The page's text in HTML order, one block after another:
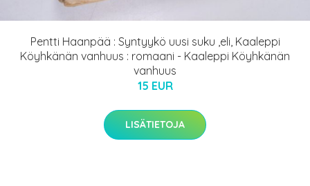
Pentti Haanpää : Syntyykö uusi suku ,eli, Kaaleppi
Köyhkänän vanhuus : romaani - Kaaleppi Köyhkänän
vanhuus
15 EUR
LISÄTIETOJA